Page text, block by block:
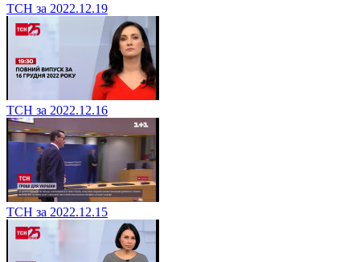
ТСН за 2022.12.19
ТСН за 2022.12.16
ТСН за 2022.12.15